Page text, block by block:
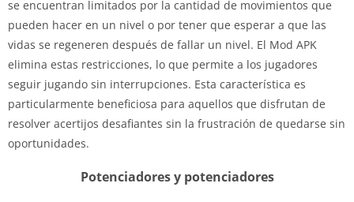
se encuentran limitados por la cantidad de movimientos que
pueden hacer en un nivel o por tener que esperar a que las
vidas se regeneren después de fallar un nivel. El Mod APK
elimina estas restricciones, lo que permite a los jugadores
seguir jugando sin interrupciones. Esta característica es
particularmente beneficiosa para aquellos que disfrutan de
resolver acertijos desafiantes sin la frustración de quedarse sin
oportunidades.
Potenciadores y potenciadores